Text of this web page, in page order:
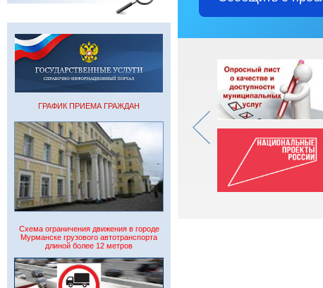
ГРАФИК ПРИЕМА ГРАЖДАН
Схема ограничения движения в городе
Мурманске грузового автотранспорта
длиной более 12 метров